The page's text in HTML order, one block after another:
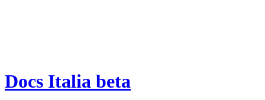
Docs Italia beta